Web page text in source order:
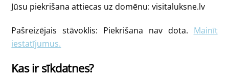
Jūsu piekrišana attiecas uz domēnu: visitaluksne.lv
Pašreizējais stāvoklis: Piekrišana nav dota. Mainīt
iestatījumus.
Kas ir sīkdatnes?